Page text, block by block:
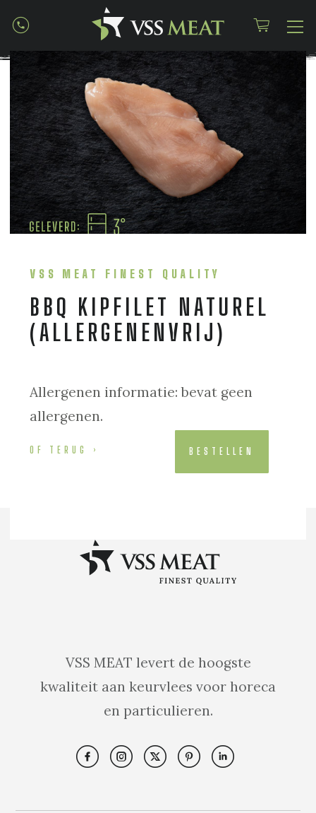
VSS MEAT FINEST QUALITY
BBQ KIPFILET NATUREL
(ALLERGENENVRIJ)
Allergenen informatie: bevat geen
allergenen.
BESTELLEN
OF TERUG
VSS MEAT levert de hoogste
kwaliteit aan keurvlees voor horeca
en particulieren.